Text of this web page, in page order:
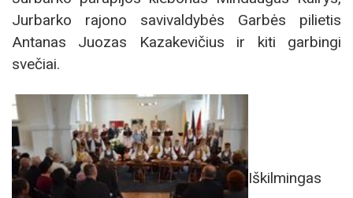
Jurbarko rajono savivaldybės Garbės pilietis
Antanas Juozas Kazakevičius ir kiti garbingi
svečiai.
Iškilmingas